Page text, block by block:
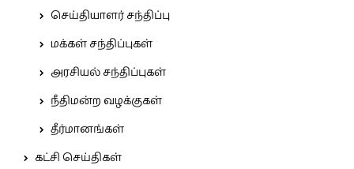
செய்தியாளர் சந்திப்பு
மக்கள் சந்திப்புகள்
அரசியல் சந்திப்புகள்
நீதிமன்ற வழக்குகள்
தீர்மானங்கள்
கட்சி செய்திகள்